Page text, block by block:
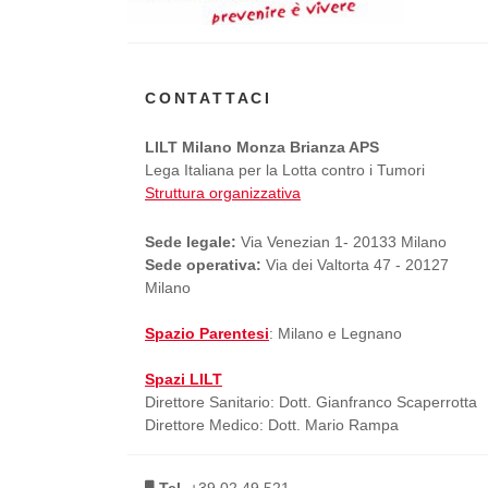
CONTATTACI
LILT Milano Monza Brianza APS
Lega Italiana per la Lotta contro i Tumori
Struttura organizzativa
Sede legale: Via Venezian 1- 20133 Milano
Sede operativa: Via dei Valtorta 47 - 20127
Milano
Spazio Parentesi: Milano e Legnano
Spazi LILT
Direttore Sanitario: Dott. Gianfranco Scaperrotta
Direttore Medico: Dott. Mario Rampa